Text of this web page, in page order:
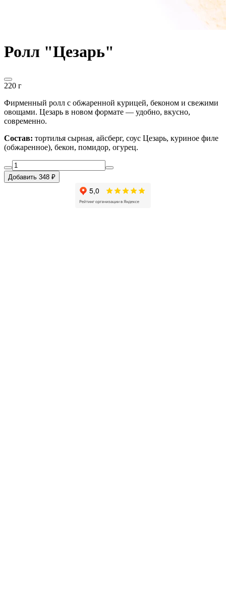
Ролл "Цезарь"
220 г
Фирменный ролл с обжаренной курицей, беконом и свежими
овощами. Цезарь в новом формате — удобно, вкусно,
современно.
Состав: тортилья сырная, айсберг, соус Цезарь, куриное филе
(обжаренное), бекон, помидор, огурец.
Добавить 348 ₽